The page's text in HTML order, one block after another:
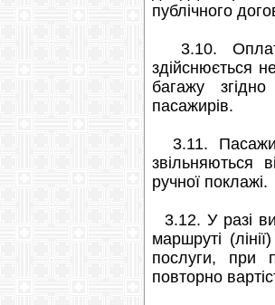
публічного
3.10.
здійснюється
багажу
пасажирів.
3.11.
звільняються
ручної поклажі.
3.12. У разі
маршруті
послуги, при
повторно